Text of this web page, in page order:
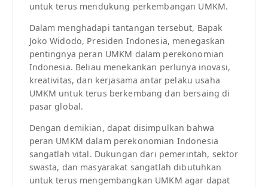
untuk terus mendukung perkembangan UMKM.
Dalam menghadapi tantangan tersebut, Bapak
Joko Widodo, Presiden Indonesia, menegaskan
pentingnya peran UMKM dalam perekonomian
Indonesia. Beliau menekankan perlunya inovasi,
kreativitas, dan kerjasama antar pelaku usaha
UMKM untuk terus berkembang dan bersaing di
pasar global.
Dengan demikian, dapat disimpulkan bahwa
peran UMKM dalam perekonomian Indonesia
sangatlah vital. Dukungan dari pemerintah, sektor
swasta, dan masyarakat sangatlah dibutuhkan
untuk terus mengembangkan UMKM agar dapat